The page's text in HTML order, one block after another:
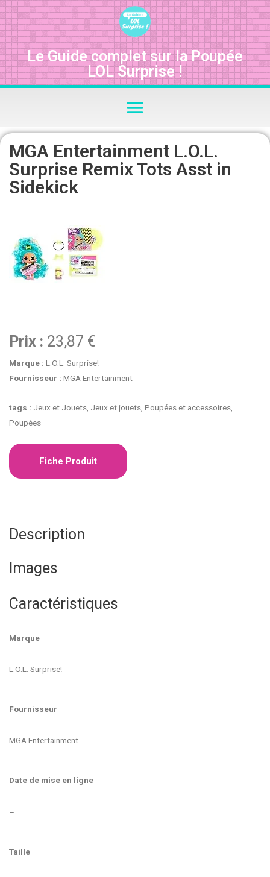
Le Guide complet sur la Poupée
LOL Surprise !
MGA Entertainment L.O.L.
Surprise Remix Tots Asst in
Sidekick
Prix : 23,87 €
Marque : L.O.L. Surprise!
Fournisseur : MGA Entertainment
tags : Jeux et Jouets, Jeux et jouets, Poupées et accessoires,
Poupées
Fiche Produit
Description
Images
Caractéristiques
Marque
L.O.L. Surprise!
Fournisseur
MGA Entertainment
Date de mise en ligne
–
Taille